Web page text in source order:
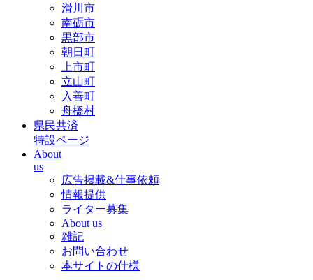
滑川市
南砺市
黒部市
朝日町
上市町
立山町
入善町
舟橋村
県民共済
特設ページ
About
us
広告掲載&仕事依頼
情報提供
ライター募集
About us
雑記
お問い合わせ
本サイトの仕様